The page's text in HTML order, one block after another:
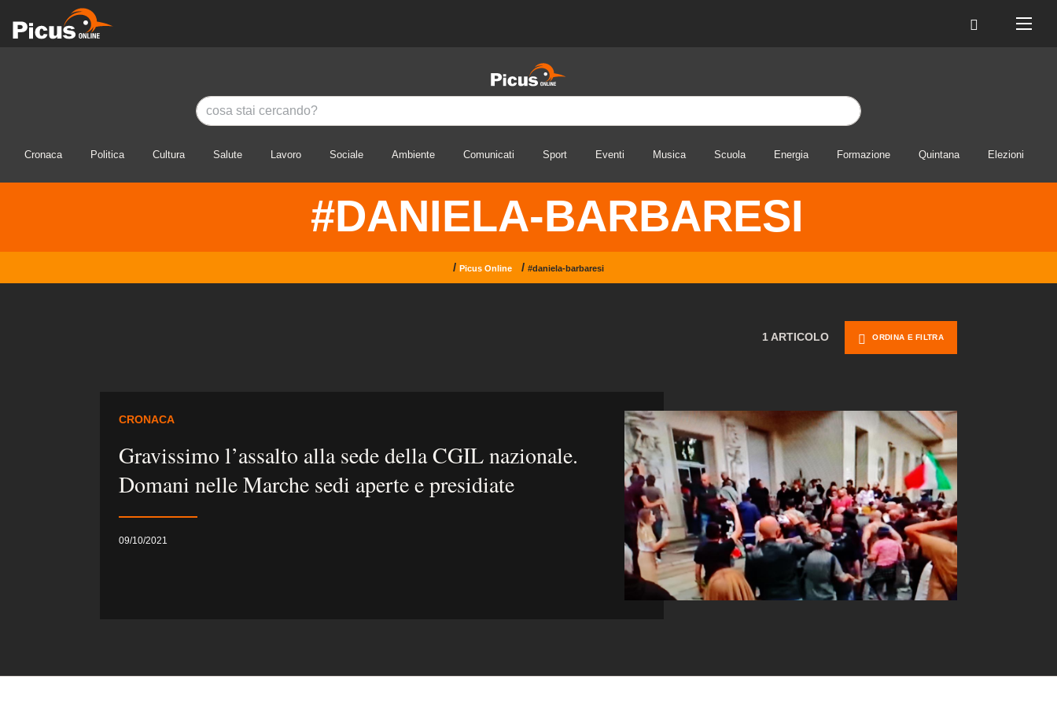
Cronaca Politica Cultura Salute Lavoro Sociale Ambiente Comunicati Sport Eventi Musica Scuola Energia Formazione Quintana Elezioni
#DANIELA-BARBARESI
/ Picus Online / #daniela-barbaresi
1 ARTICOLO ORDINA E FILTRA
CRONACA
Gravissimo l’assalto alla sede della CGIL nazionale.
Domani nelle Marche sedi aperte e presidiate
09/10/2021